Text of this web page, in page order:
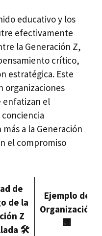
educativo y los
efectivamente
la Generación Z,
crítico,
estratégica. Este
organizaciones
enfatizan el
a la Generación
el compromiso
de
de la
Z
🛠️
Ejemplo de
Organización
🏢